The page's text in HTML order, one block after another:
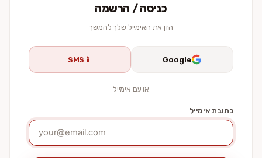
כניסה / הרשמה
הזן את האימייל שלך להמשך
Google
📱
SMS
או עם אימייל
כתובת אימייל